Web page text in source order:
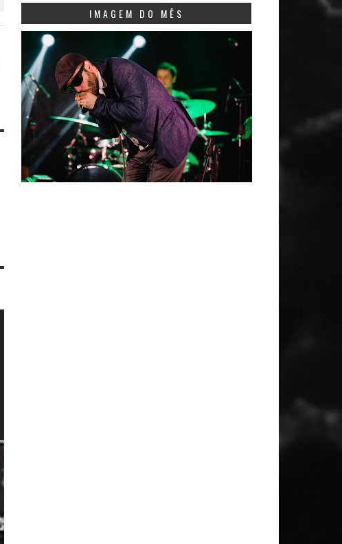
IMAGEM DO MÊS